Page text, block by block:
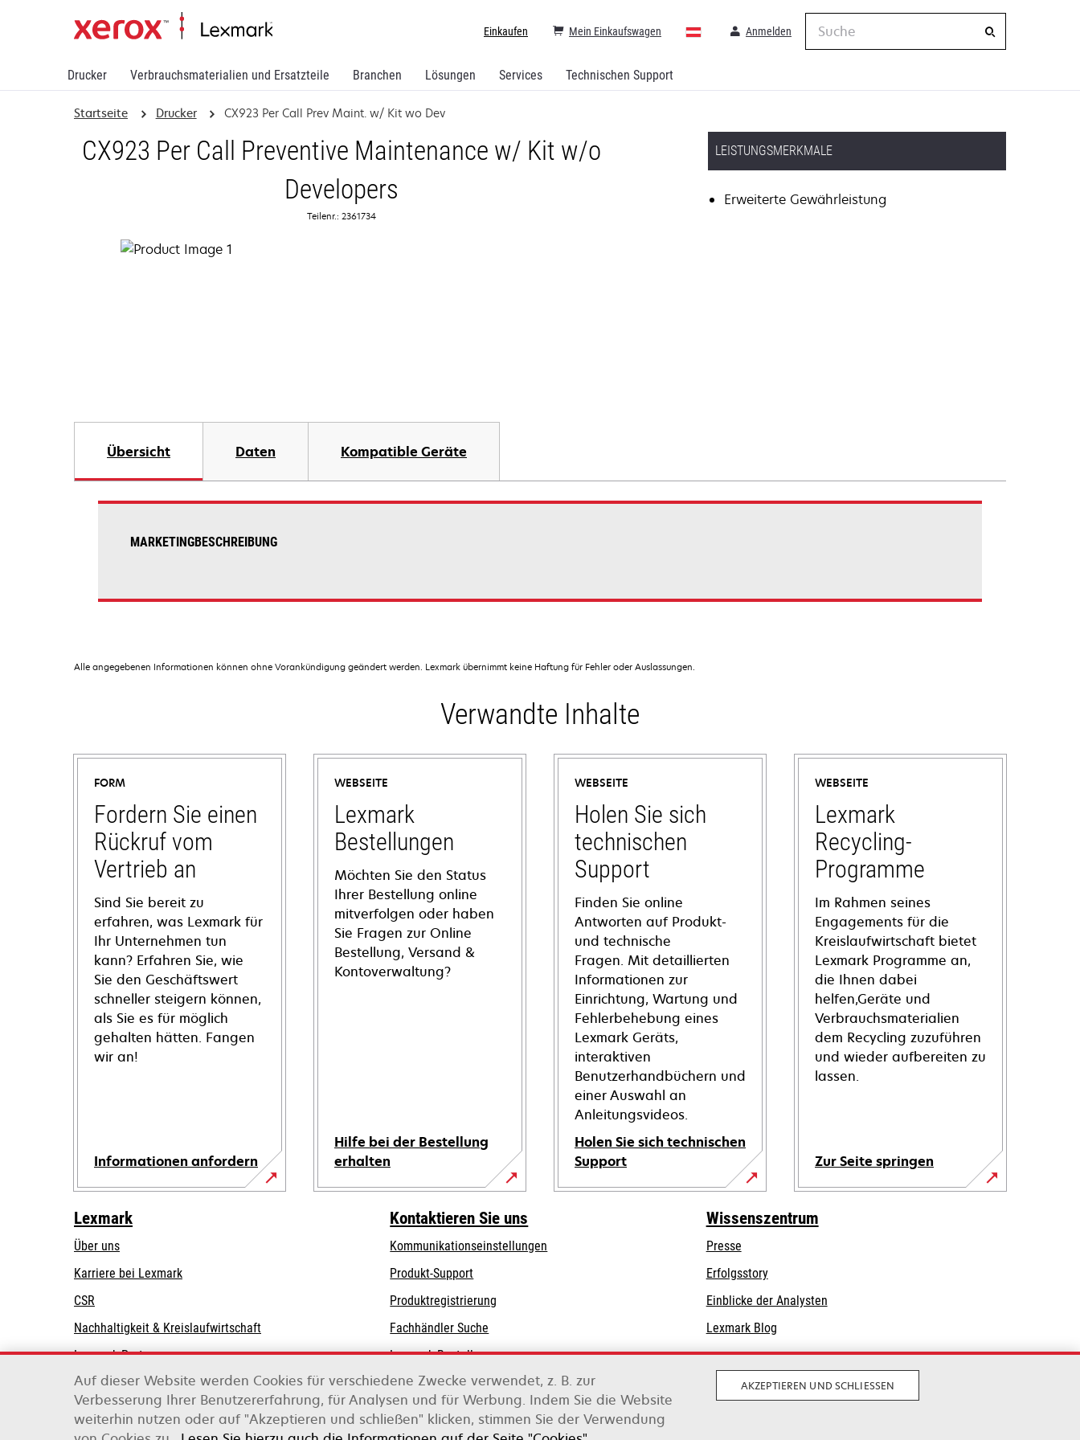
Drucker Verbrauchsmaterialien und Ersatzteile Branchen Lösungen Services Technischen Support
Einkaufen Anmelden
Mein Einkaufswagen
Suche
Startseite Drucker CX923 Per Call Prev Maint. w/ Kit wo Dev
CX923 Per Call Preventive Maintenance w/ Kit w/o
Developers
Teilenr.: 2361734
LEISTUNGSMERKMALE
Erweiterte Gewährleistung
Übersicht Daten Kompatible Geräte
MARKETINGBESCHREIBUNG
Alle angegebenen Informationen können ohne Vorankündigung geändert werden. Lexmark übernimmt keine Haftung für Fehler oder Auslassungen.
Verwandte Inhalte
FORM
Fordern Sie einen
Rückruf vom
Vertrieb an
Sind Sie bereit zu
erfahren, was Lexmark für
Ihr Unternehmen tun
kann? Erfahren Sie, wie
Sie den Geschäftswert
schneller steigern können,
als Sie es für möglich
gehalten hätten. Fangen
wir an!
Informationen anfordern
WEBSEITE
Lexmark
Bestellungen
Möchten Sie den Status
Ihrer Bestellung online
mitverfolgen oder haben
Sie Fragen zur Online
Bestellung, Versand &
Kontoverwaltung?
Hilfe bei der Bestellung
erhalten
WEBSEITE
Holen Sie sich
technischen
Support
Finden Sie online
Antworten auf Produkt-
und technische
Fragen. Mit detaillierten
Informationen zur
Einrichtung, Wartung und
Fehlerbehebung eines
Lexmark Geräts,
interaktiven
Benutzerhandbüchern und
einer Auswahl an
Anleitungsvideos.
Holen Sie sich technischen
Support
wird
WEBSEITE
Lexmark
Recycling-
Programme
Im Rahmen seines
Engagements für die
Kreislaufwirtschaft bietet
Lexmark Programme an,
die Ihnen dabei
helfen,Geräte und
Verbrauchsmaterialien
dem Recycling zuzuführen
und wieder aufbereiten zu
lassen.
Zur Seite springen
Lexmark
Über uns
Karriere bei Lexmark
CSR
Nachhaltigkeit & Kreislaufwirtschaft
Lexmark-Partner
Kontaktieren Sie uns
Kommunikationseinstellungen
wird
in
einer
neuen
Registerkarte
Produkt-Supportwird
einer
neuen
Registerkarte
Produktregistrierung
Fachhändler Suche
Lexmark Bestellungen
Lexmark Distributoren
Wissenszentrum
Presse
Erfolgsstory
Einblicke der Analysten
Lexmark Blog
Lexmark International, Inc., ein Unternehmen von Xerox
Auf dieser Website werden Cookies für verschiedene Zwecke verwendet, z. B. zur
Verbesserung Ihrer Benutzererfahrung, für Analysen und für Werbung. Indem Sie die Website
weiterhin nutzen oder auf "Akzeptieren und schließen" klicken, stimmen Sie der Verwendung
AKZEPTIEREN UND SCHLIESSEN